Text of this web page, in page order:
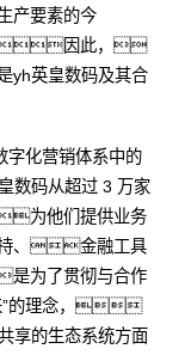
产要素的今
。因此，
英皇数码及其合
化营销体系中的
码从超过 3 万家
为他们提供业务
、金融工具
为了贯彻与合作
”的理念，
的生态系统方面